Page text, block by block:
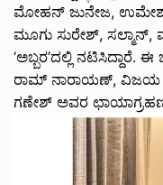
ಮೋಹನ್ ಜುನೇಜ,
ಮೂಗು ಸುರೇಶ್,
‘ಅಬ್ಬರ’ದಲ್ಲಿ
ರಾಮ್ ನಾರಾಯಣ್, ವಿಜಯ
ಗಣೇಶ್ ಅವರ ಛಾಯಾಗ್ರಹಣ